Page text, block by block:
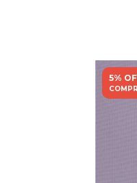
5%